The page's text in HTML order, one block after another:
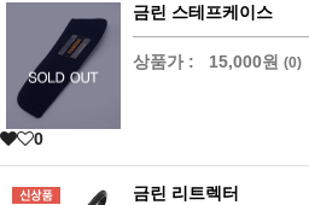
금린 스테프케이스
상품가 : 15,000원 (0)
0
금린 리트렉터